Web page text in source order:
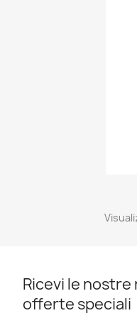
Ricevi le nostre
offerte speciali